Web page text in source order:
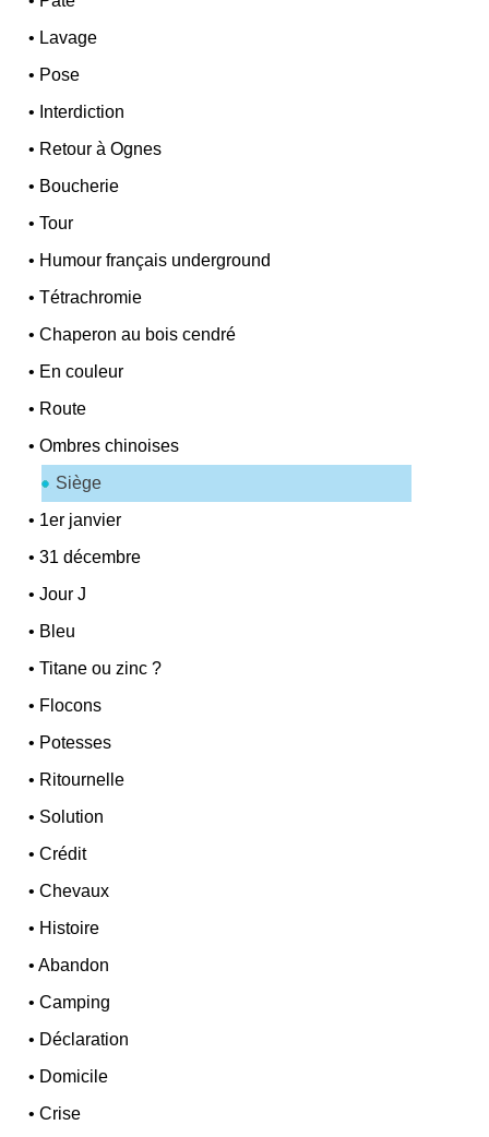
• Lavage
• Pose
• Interdiction
• Retour à Ognes
• Boucherie
•Tour
• Humour français underground
•Tétrachromie
•Chaperon au bois cendré
• En couleur
• Route
•Ombres chinoises
Siège
• 1er janvier
•31 décembre
•Jour J
• Bleu
•Titane ou zinc ?
• Flocons
• Potesses
• Ritournelle
• Solution
•Crédit
•Chevaux
• Histoire
•Abandon
•Camping
• Déclaration
• Domicile
•Crise